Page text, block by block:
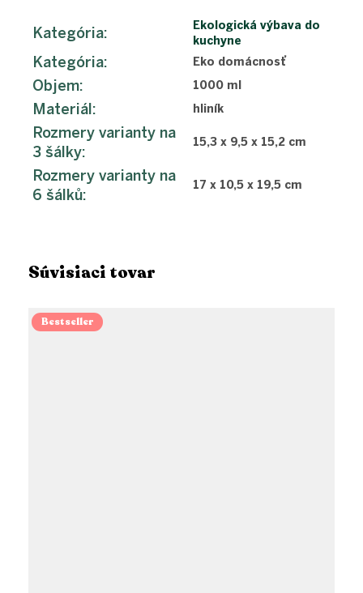
Súvisiaci tovar
Bestseller
Kategória:
Ekologická výbava do
kuchyne
Kategória: Eko domácnosť
Objem: 1000 ml
Materiál: hliník
Rozmery varianty na
3 šálky:
15,3 x 9,5 x 15,2 cm
Rozmery varianty na
6 šálků:
17 x 10,5 x 19,5 cm